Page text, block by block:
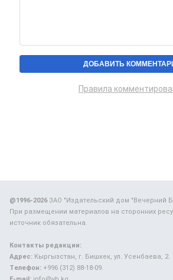
Правила
@1996-2026ЗАО "Издательский дом "Вечерний
При размещении материалов на сторонних
источник обязательна.
Контакты редакции:
Адрес: Кыргызстан, г. Бишкек, ул. Усенбаева, 2.
Телефон: +996 (312) 88-18-09.